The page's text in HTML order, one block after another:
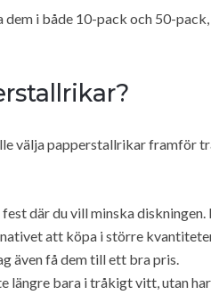
dem i både 10-pack och 50-
välja papperstallrikar framför
där du vill minska
att köpa i större
även få dem till ett bra pris.
längre bara i tråkigt vitt, utan